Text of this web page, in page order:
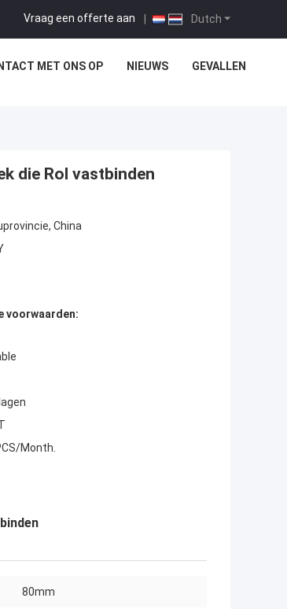
Dutch
Vraag een offerte aan |
MET ONS OP NIEUWS GEVALLEN
die Rol vastbinden
China
voorwaarden:
Month.
80mm